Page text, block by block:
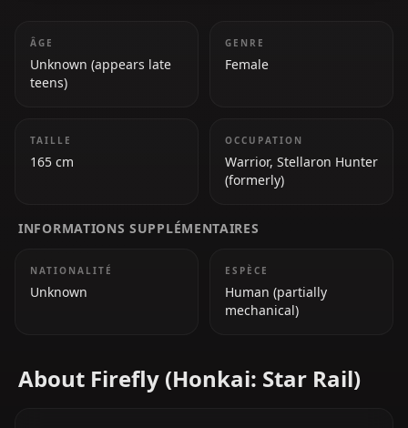
ÂGE
Unknown (appears late
teens)
GENRE
Female
TAILLE
165 cm
OCCUPATION
Warrior, Stellaron Hunter
(formerly)
INFORMATIONS SUPPLÉMENTAIRES
NATIONALITÉ
Unknown
ESPÈCE
Human (partially
mechanical)
About Firefly (Honkai: Star Rail)